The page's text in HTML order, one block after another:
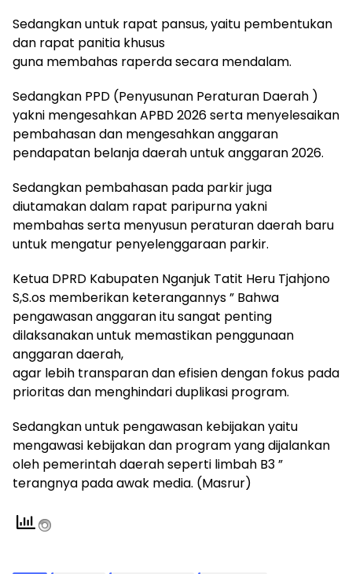
Sedangkan untuk rapat pansus, yaitu pembentukan
dan rapat panitia khusus
guna membahas raperda secara mendalam.
Sedangkan PPD (Penyusunan Peraturan Daerah )
yakni mengesahkan APBD 2026 serta menyelesaikan
pembahasan dan mengesahkan anggaran
pendapatan belanja daerah untuk anggaran 2026.
Sedangkan pembahasan pada parkir juga
diutamakan dalam rapat paripurna yakni
membahas serta menyusun peraturan daerah baru
untuk mengatur penyelenggaraan parkir.
Ketua DPRD Kabupaten Nganjuk Tatit Heru Tjahjono
S,S.os memberikan keterangannys ” Bahwa
pengawasan anggaran itu sangat penting
dilaksanakan untuk memastikan penggunaan
anggaran daerah,
agar lebih transparan dan efisien dengan fokus pada
prioritas dan menghindari duplikasi program.
Sedangkan untuk pengawasan kebijakan yaitu
mengawasi kebijakan dan program yang dijalankan
oleh pemerintah daerah seperti limbah B3 ”
terangnya pada awak media. (Masrur)